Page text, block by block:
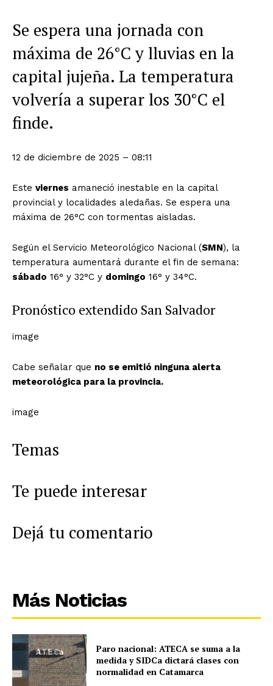
Se espera una jornada con
máxima de 26°C y lluvias en la
capital jujeña. La temperatura
volvería a superar los 30°C el
finde.
12 de diciembre de 2025 – 08:11
Este viernes amaneció inestable en la capital
provincial y localidades aledañas. Se espera una
máxima de 26°C con tormentas aisladas.
Según el Servicio Meteorológico Nacional (SMN), la
temperatura aumentará durante el fin de semana:
sábado 16° y 32°C y domingo 16° y 34°C.
Pronóstico extendido San Salvador
image
Cabe señalar que no se emitió ninguna alerta
meteorológica para la provincia.
image
Temas
Te puede interesar
Dejá tu comentario
Más Noticias
Paro nacional: ATECA se suma a la
medida y SIDCa dictará clases con
normalidad en Catamarca